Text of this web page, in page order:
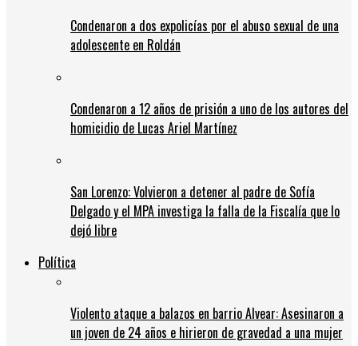
Condenaron a dos expolicías por el abuso sexual de una
adolescente en Roldán
Condenaron a 12 años de prisión a uno de los autores del
homicidio de Lucas Ariel Martínez
San Lorenzo: Volvieron a detener al padre de Sofía
Delgado y el MPA investiga la falla de la Fiscalía que lo
dejó libre
Política
Violento ataque a balazos en barrio Alvear: Asesinaron a
un joven de 24 años e hirieron de gravedad a una mujer